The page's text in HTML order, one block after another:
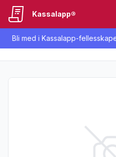
Bli med i Kassalapp-
Kassalapp®